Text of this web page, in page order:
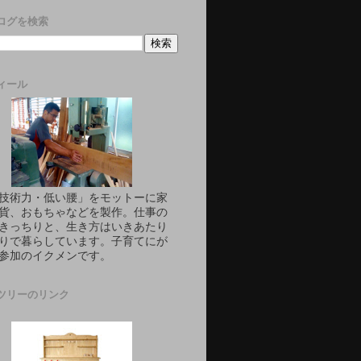
グを検索
ール
術力・低い腰」をモットーに家
、おもちゃなどを製作。仕事の
っちりと、生き方はいきあたり
で暮らしています。子育てにが
加のイクメンです。
リーのリンク